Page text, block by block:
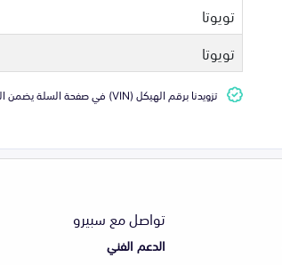
تويوتا
تويوتا
تزويدنا برقم الهيكل (VIN) في صفحة السلة يضمن التطابق التام للقطعة مع سيارتك
تواصل مع سبيرو
الدعم الفني